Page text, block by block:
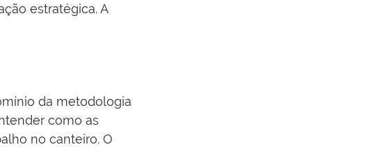
estratégica. A
da metodologia
como as
no canteiro. O